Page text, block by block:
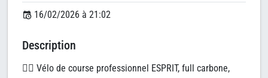
16/02/2026 à 21:02
Description
🚴‍♂️ Vélo de course professionnel ESPRIT, full carbone,